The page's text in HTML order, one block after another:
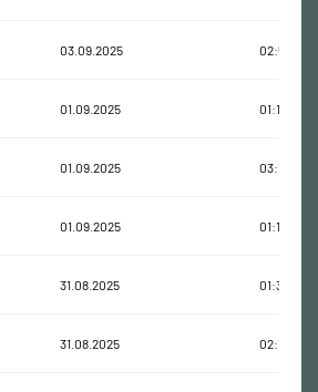
03.09.2025 02:51:09
01.09.2025 01:10:32
01.09.2025 03:16:25
01.09.2025 01:11:23
31.08.2025 01:32:00
31.08.2025 02:15:57